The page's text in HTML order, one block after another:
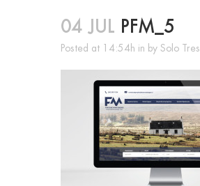
04 JUL PFM_5
Posted at 14:54h in by Solo Tres